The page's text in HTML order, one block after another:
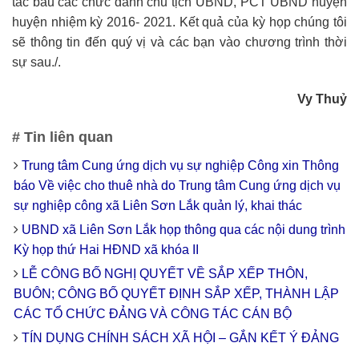
huyện nhiệm kỳ 2016- 2021. Kết quả của kỳ họp chúng tôi
sẽ thông tin đến quý vị và các bạn vào chương trình thời
sự sau./.
Vy Thuỷ
# Tin liên quan
Trung tâm Cung ứng dịch vụ sự nghiệp Công xin Thông
báo Về việc cho thuê nhà do Trung tâm Cung ứng dịch vụ
sự nghiệp công xã Liên Sơn Lắk quản lý, khai thác
UBND xã Liên Sơn Lắk họp thông qua các nội dung trình
Kỳ họp thứ Hai HĐND xã khóa II
LỄ CÔNG BỐ NGHỊ QUYẾT VỀ SẮP XẾP THÔN,
BUÔN; CÔNG BỐ QUYẾT ĐỊNH SẮP XẾP, THÀNH LẬP
CÁC TỔ CHỨC ĐẢNG VÀ CÔNG TÁC CÁN BỘ
TÍN DỤNG CHÍNH SÁCH XÃ HỘI – GẮN KẾT Ý ĐẢNG